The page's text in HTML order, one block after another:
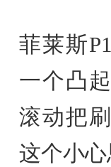
菲莱斯
一个凸
滚动把
这个小心